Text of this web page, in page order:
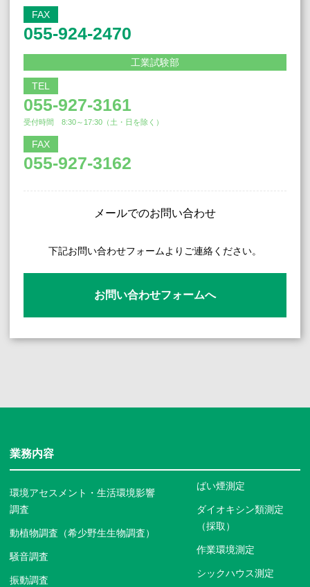
FAX
055-924-2470
工業試験部
TEL
055-927-3161
受付時間 8:30～17:30（土・日を除く）
FAX
055-927-3162
メールでのお問い合わせ
下記お問い合わせフォームよりご連絡ください。
お問い合わせフォームへ
業務内容
環境アセスメント・生活環境影響
調査
動植物調査（希少野生生物調査）
騒音調査
振動調査
ばい煙測定
ダイオキシン類測定
（採取）
作業環境測定
シックハウス測定